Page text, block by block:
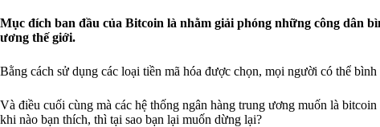
Mục đích ban đầu của Bitcoin là nhằm giải phóng những công dân
ương thế giới.
Bằng cách sử dụng các loại tiền mã hóa được chọn, mọi người có thể
Và điều cuối cùng mà các hệ thống ngân hàng trung ương muốn là
khi nào bạn thích, thì tại sao bạn lại muốn dừng lại?